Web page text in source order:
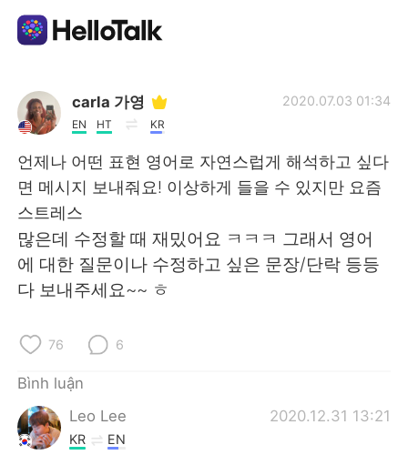
Ứng dụng trao đổi ngôn ngữ
AI Grammar Checker
Tiếng Việt
English 简体中文
Deutsch
carla 가영
EN HT KR
2020.07.03 01:34
언제나 어떤 표현 영어로 자연스럽게 해석하고 싶다
면 메시지 보내줘요! 이상하게 들을 수 있지만 요즘
스트레스
많은데 수정할 때 재밌어요 ㅋㅋㅋ 그래서 영어
에 대한 질문이나 수정하고 싶은 문장/단락 등등
다 보내주세요~~ ㅎ
76 6
Bình luận
Leo Lee
2020.12.31 13:21
KR EN